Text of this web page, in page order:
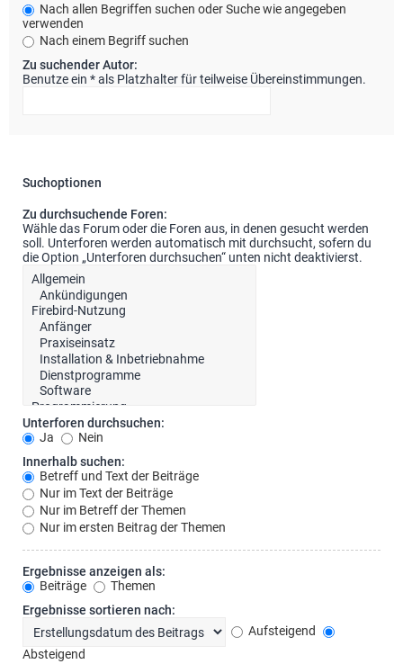
Nach allen Begriffen suchen oder Suche wie angegeben
verwenden
Nach einem Begriff suchen
Zu suchender Autor:
Benutze ein * als Platzhalter für teilweise Übereinstimmungen.
Suchoptionen
Zu durchsuchende Foren:
Wähle das Forum oder die Foren aus, in denen gesucht werden
soll. Unterforen werden automatisch mit durchsucht, sofern du
die Option „Unterforen durchsuchen“ unten nicht deaktivierst.
Unterforen durchsuchen:
Ja
Nein
Innerhalb suchen:
Betreff und Text der Beiträge
Nur im Text der Beiträge
Nur im Betreff der Themen
Nur im ersten Beitrag der Themen
Ergebnisse anzeigen als:
Beiträge
Themen
Ergebnisse sortieren nach:
Aufsteigend
Absteigend